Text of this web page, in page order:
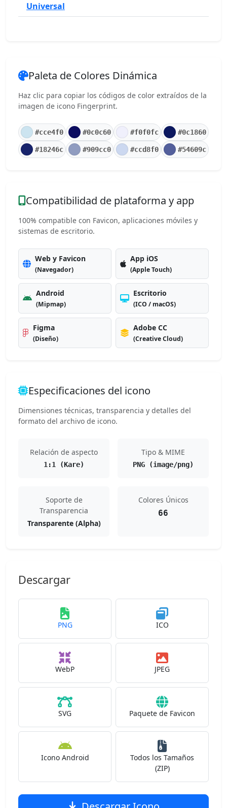
Universal
Paleta de Colores Dinámica
Haz clic para copiar los códigos de color extraídos de la
imagen de icono Fingerprint.
#cce4f0 #0c0c60 #f0f0fc #0c1860
#18246c #909cc0 #ccd8f0 #54609c
Compatibilidad de plataforma y app
100% compatible con Favicon, aplicaciones móviles y
sistemas de escritorio.
Web y Favicon
(Navegador)
App iOS
(Apple Touch)
Android
(Mipmap)
Escritorio
(ICO / macOS)
Figma
(Diseño)
Adobe CC
(Creative Cloud)
Especificaciones del icono
Dimensiones técnicas, transparencia y detalles del
formato del archivo de icono.
Relación de aspecto
1:1 (Kare)
Tipo & MIME
PNG (image/png)
Soporte de
Transparencia
Transparente (Alpha)
Colores Únicos
66
Descargar
PNG ICO
WebP JPEG
SVG Paquete de Favicon
Icono Android
Todos los Tamaños
(ZIP)